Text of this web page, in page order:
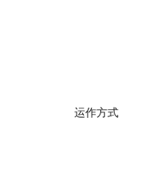
运作方式